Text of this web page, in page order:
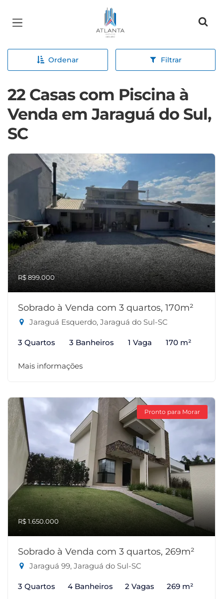
Página inicial
Ordenar Filtrar
22 Casas com Piscina à
Venda em Jaraguá do Sul,
SC
R$ 899.000
Sobrado à Venda com 3 quartos, 170m²
Jaraguá Esquerdo, Jaraguá do Sul-SC
3 Quartos 3 Banheiros 1 Vaga 170 m²
Mais informações
Pronto para Morar
R$ 1.650.000
Sobrado à Venda com 3 quartos, 269m²
Jaraguá 99, Jaraguá do Sul-SC
3 Quartos 4 Banheiros 2 Vagas 269 m²